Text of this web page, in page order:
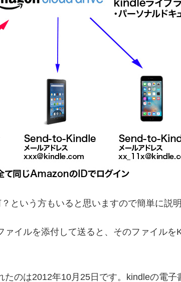
という方もいると思いますので簡単に説明
ァイルを添付して送ると、そのファイル
たのは2012年10月25日です。kindleの電